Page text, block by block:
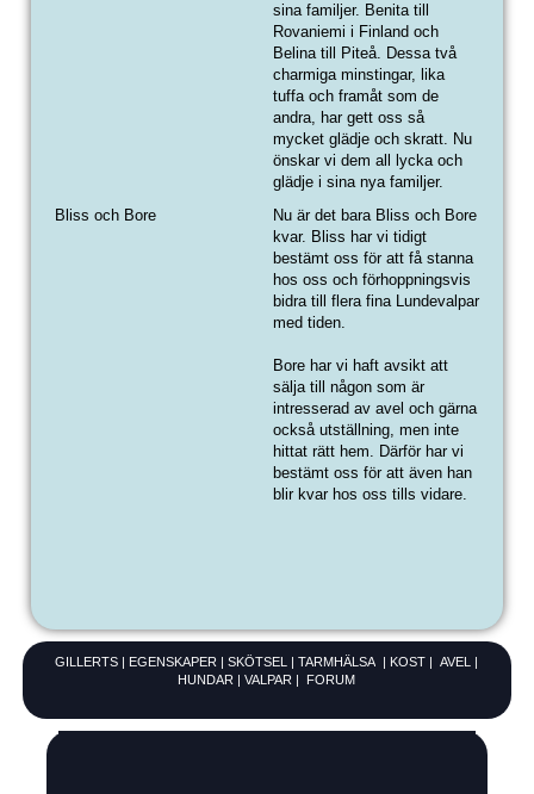
sina familjer. Benita till
Rovaniemi i Finland och
Belina till Piteå. Dessa två
charmiga minstingar, lika
tuffa och framåt som de
andra, har gett oss så
mycket glädje och skratt. Nu
önskar vi dem all lycka och
glädje i sina nya familjer.
Bliss och Bore
Nu är det bara Bliss och Bore
kvar. Bliss har vi tidigt
bestämt oss för att få stanna
hos oss och förhoppningsvis
bidra till flera fina Lundevalpar
med tiden.
Bore har vi haft avsikt att
sälja till någon som är
intresserad av avel och gärna
också utställning, men inte
hittat rätt hem. Därför har vi
bestämt oss för att även han
blir kvar hos oss tills vidare.
GILLERTS EGENSKAPER SKÖTSEL TARM HÄLSA KOST AVEL
HUNDAR
VALPAR FORUM